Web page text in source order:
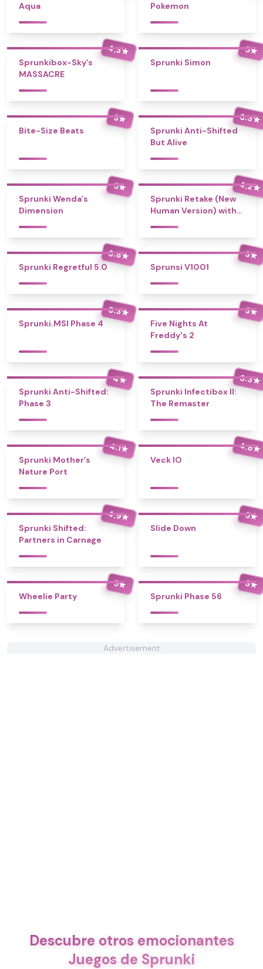
Aqua
Pokemon
4.3★
Sprunkibox-Sky’s
MASSACRE
5★
Sprunki Simon
3★
Bite-Size Beats
3.3★
Sprunki Anti-Shifted
But Alive
5★
Sprunki Wenda’s
Dimension
4.2★
Sprunki Retake (New
Human Version) with
3.8★
Sprunki Regretful 5.0
3★
Sprunsi V1001
3.3★
Sprunki.MSI Phase 4
3★
Five Nights At
Freddy's 2
4★
Sprunki Anti-Shifted:
Phase 3
3.3★
Sprunki Infectibox II:
The Remaster
4.1★
Sprunki Mother’s
Nature Port
4.8★
Veck IO
4.9★
Sprunki Shifted:
Partners in Carnage
5★
Slide Down
5★
Wheelie Party
3★
Sprunki Phase 56
Advertisement
Descubre otros emocionantes
Juegos de Sprunki